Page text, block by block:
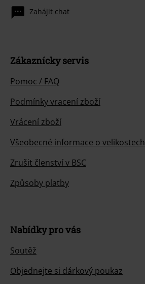
Zahájit chat
Zákaznícky servis
Pomoc / FAQ
Podmínky vracení zboží
Vrácení zboží
Všeobecné informace o velikostech
Zrušit členství v BSC
Způsoby platby
Nabídky pro vás
Soutěž
Objednejte si dárkový poukaz